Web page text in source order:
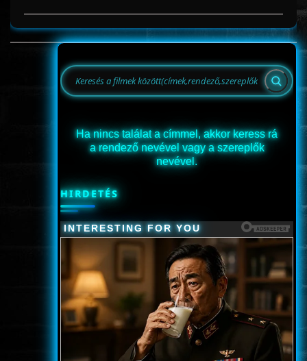
Ha nincs találat a címmel, akkor keress rá
a rendező nevével vagy a szereplők
nevével.
HIRDETÉS